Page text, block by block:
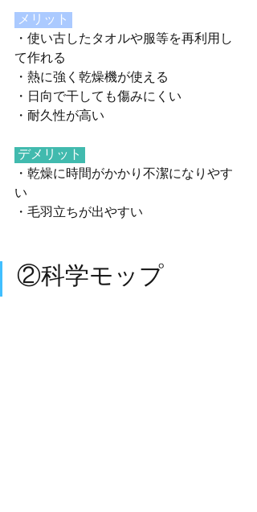
メリット
・使い古したタオルや服等を再利用し
て作れる
・熱に強く乾燥機が使える
・日向で干しても傷みにくい
・耐久性が高い
デメリット
・乾燥に時間がかかり不潔になりやす
い
・毛羽立ちが出やすい
②科学モップ